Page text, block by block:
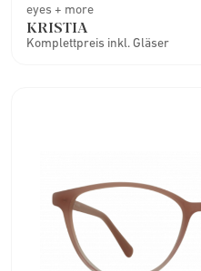
eyes + more
KRISTIA
Komplettpreis inkl. Gläser